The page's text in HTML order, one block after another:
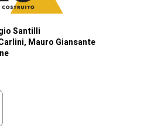
Santilli
Mauro Giansante